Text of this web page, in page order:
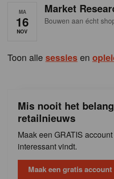
MA
16
NOV
Market
Bouwen aan écht
Toon allesessiesen
Mis nooit het
retailnieuws
Maak een GRATIS
interessant vindt.
Maak een gratis account